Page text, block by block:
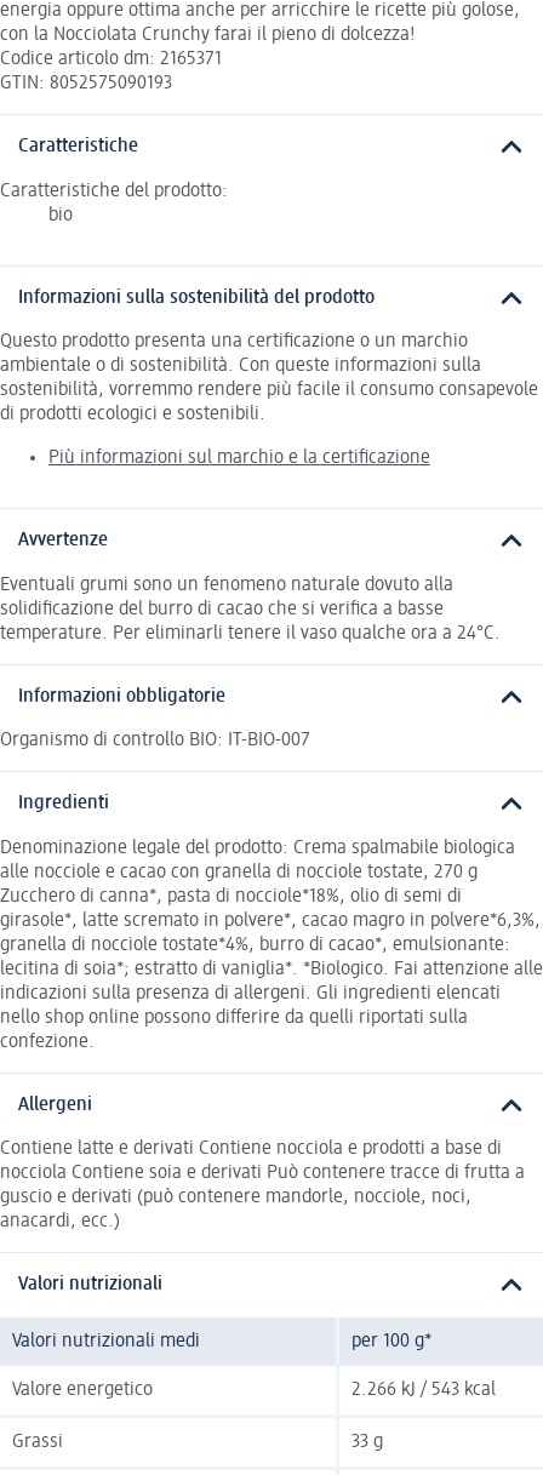
energia oppure ottima anche per arricchire le ricette più golose,
con la Nocciolata Crunchy farai il pieno di dolcezza!
Codice articolo dm: 2165371
GTIN: 8052575090193
Caratteristiche
Caratteristiche del prodotto:
bio
Informazioni sulla sostenibilità del prodotto
Questo prodotto presenta una certificazione o un marchio
ambientale o di sostenibilità. Con queste informazioni sulla
sostenibilità, vorremmo rendere più facile il consumo consapevole
di prodotti ecologici e sostenibili.
Più informazioni sul marchio e la certificazione
Avvertenze
Eventuali grumi sono un fenomeno naturale dovuto alla
solidificazione del burro di cacao che si verifica a basse
temperature. Per eliminarli tenere il vaso qualche ora a 24°C.
Informazioni obbligatorie
Organismo di controllo BIO: IT-BIO-007
Ingredienti
Denominazione legale del prodotto: Crema spalmabile biologica
alle nocciole e cacao con granella di nocciole tostate, 270 g
Zucchero di canna*, pasta di nocciole*18%, olio di semi di
girasole*, latte scremato in polvere*, cacao magro in polvere*6,3%,
granella di nocciole tostate*4%, burro di cacao*, emulsionante:
lecitina di soia*; estratto di vaniglia*. *Biologico. Fai attenzione alle
indicazioni sulla presenza di allergeni. Gli ingredienti elencati
nello shop online possono differire da quelli riportati sulla
confezione.
Allergeni
Contiene latte e derivati Contiene nocciola e prodotti a base di
nocciola Contiene soia e derivati Può contenere tracce di frutta a
guscio e derivati (può contenere mandorle, nocciole, noci,
anacardi, ecc.)
Valori nutrizionali
Valori nutrizionali medi per 100 g*
Valore energetico 2.266 kJ / 543 kcal
Grassi 33 g